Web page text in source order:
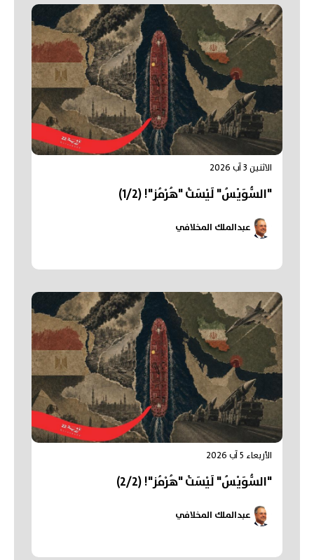
الاثنين 3 آب 2026
"السُّوَيْسُ" لَيْسَتْ "هُرْمُز"! (1/2)
عبدالملك المخلافي
الأربعاء 5 آب 2026
"السُّوَيْسُ" لَيْسَتْ "هُرْمُز"! (2/2)
عبدالملك المخلافي